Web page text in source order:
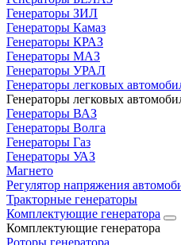
Генераторы ЗИЛ
Генераторы Камаз
Генераторы КРАЗ
Генераторы МАЗ
Генераторы УРАЛ
Генераторы легковых
Генераторы легковых
Генераторы ВАЗ
Генераторы Волга
Генераторы Газ
Генераторы УАЗ
Магнето
Регулятор напряжения
Тракторные генераторы
Комплектующие генератора
Комплектующие генератора